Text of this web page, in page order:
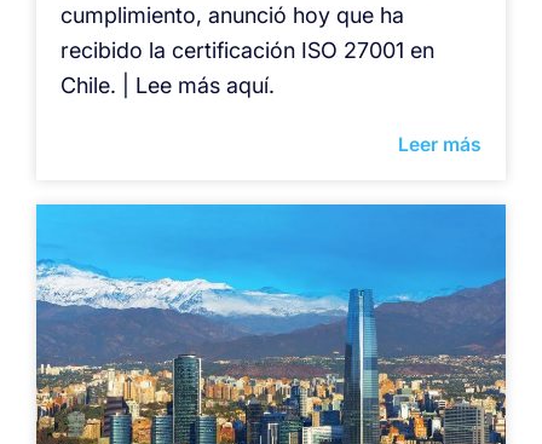
cumplimiento, anunció hoy que ha
recibido la certificación ISO 27001 en
Chile. | Lee más aquí.
Leer más